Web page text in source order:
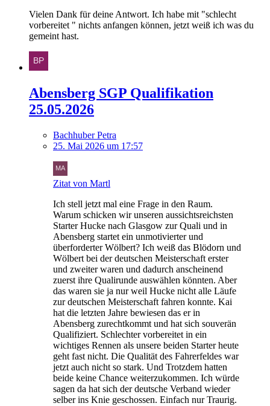
Vielen Dank für deine Antwort. Ich habe mit "schlecht
vorbereitet " nichts anfangen können, jetzt weiß ich was du
gemeint hast.
Abensberg SGP Qualifikation
25.05.2026
Bachhuber Petra
25. Mai 2026 um 17:57
Zitat von Martl
Ich stell jetzt mal eine Frage in den Raum.
Warum schicken wir unseren aussichtsreichsten
Starter Hucke nach Glasgow zur Quali und in
Abensberg startet ein unmotivierter und
überforderter Wölbert? Ich weiß das Blödorn und
Wölbert bei der deutschen Meisterschaft erster
und zweiter waren und dadurch anscheinend
zuerst ihre Qualirunde auswählen könnten. Aber
das waren sie ja nur weil Hucke nicht alle Läufe
zur deutschen Meisterschaft fahren konnte. Kai
hat die letzten Jahre bewiesen das er in
Abensberg zurechtkommt und hat sich souverän
Qualifiziert. Schlechter vorbereitet in ein
wichtiges Rennen als unsere beiden Starter heute
geht fast nicht. Die Qualität des Fahrerfeldes war
jetzt auch nicht so stark. Und Trotzdem hatten
beide keine Chance weiterzukommen. Ich würde
sagen da hat sich der deutsche Verband wieder
selber ins Knie geschossen. Einfach nur Traurig.